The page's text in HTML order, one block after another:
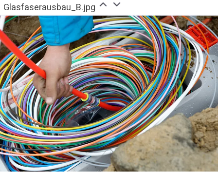
Glasfaserausbau_B.jpg